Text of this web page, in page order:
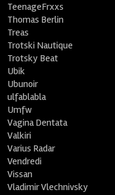
TeenageFrxxs
Thomas Berlin
Treas
Trotski Nautique
Trotsky Beat
Ubik
Ubunoir
ulfablabla
Umfw
Vagina Dentata
Valkiri
Varius Radar
Vendredi
Vissan
Vladimir Vlechnivsky